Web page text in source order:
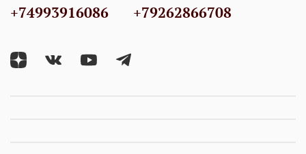
+74993916086 +79262866708